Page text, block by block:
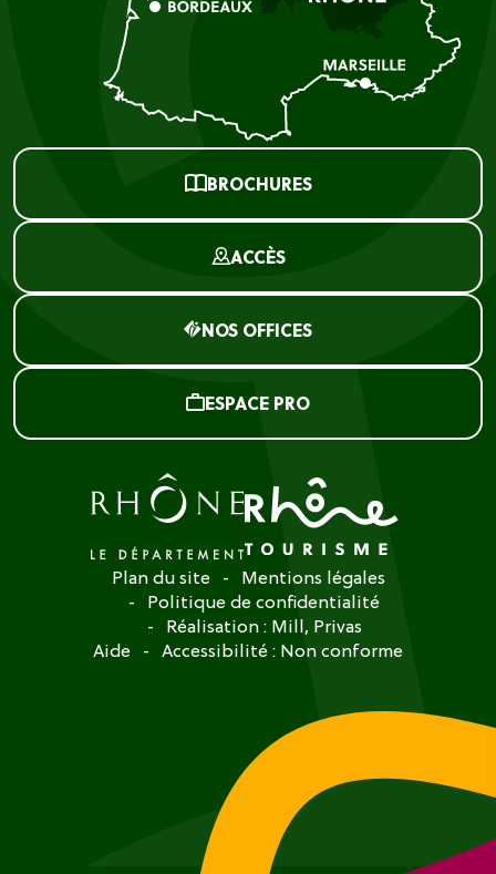
BROCHURES
ACCÈS
NOS OFFICES
ESPACE PRO
Plan du site
Mentions légales
Politique de confidentialité
Réalisation : Mill, Privas
Aide
Accessibilité : Non conforme